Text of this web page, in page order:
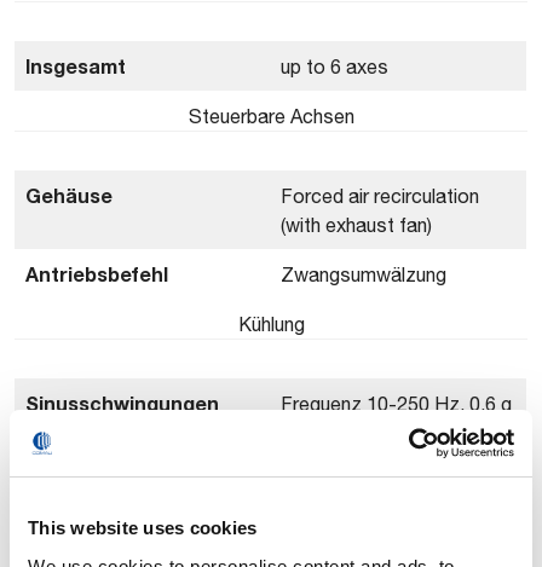
This website uses cookies
Insgesamt up to 6 axes
Steuerbare Achsen
Gehäuse
Forced air recirculation
(with exhaust fan)
Antriebsbefehl Zwangsumwälzung
Kühlung
Sinusschwingungen
(gemäß Norm EN 60068-
2-64)
Frequenz 10-250 Hz, 0,6 g
Beschleunigung 0,2 g eff.,